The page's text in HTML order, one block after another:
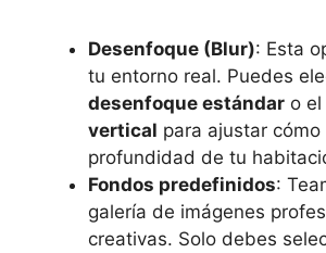
Desenfoque (Blur): Esta
tu entorno real. Puedes
desenfoque estándar o el
vertical para ajustar
profundidad de tu
Fondos predefinidos:
galería de imágenes
creativas. Solo debes